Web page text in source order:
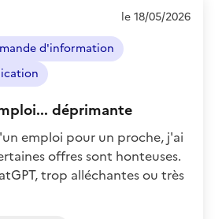
déprimante
le 18/05/2026
d'information
emploi pour un proche, j'ai
offres sont honteuses.
trop alléchantes ou très